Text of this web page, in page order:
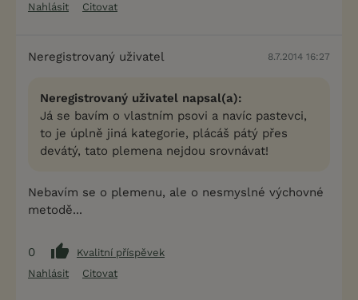
Nahlásit
Citovat
Neregistrovaný uživatel 8.7.2014 16:27
Neregistrovaný uživatel napsal(a):
Já se bavím o vlastním psovi a navíc pastevci,
to je úplně jiná kategorie, plácáš pátý přes
devátý, tato plemena nejdou srovnávat!
Nebavím se o plemenu, ale o nesmyslné výchovné
metodě...
0
Kvalitní příspěvek
Nahlásit
Citovat